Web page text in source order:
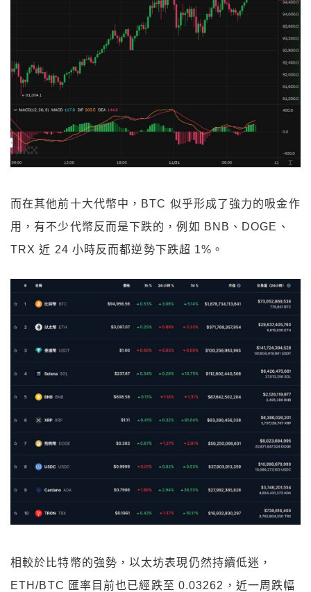
而在其他前十大代幣中，BTC 似乎形成了強力的吸金作
用，有不少代幣反而是下跌的，例如 BNB、DOGE、
TRX 近 24 小時反而都逆勢下跌超 1%。
相較於比特幣的強勢，以太坊表現仍然持續低迷，
ETH/BTC 匯率目前也已經跌至 0.03262，近一周跌幅